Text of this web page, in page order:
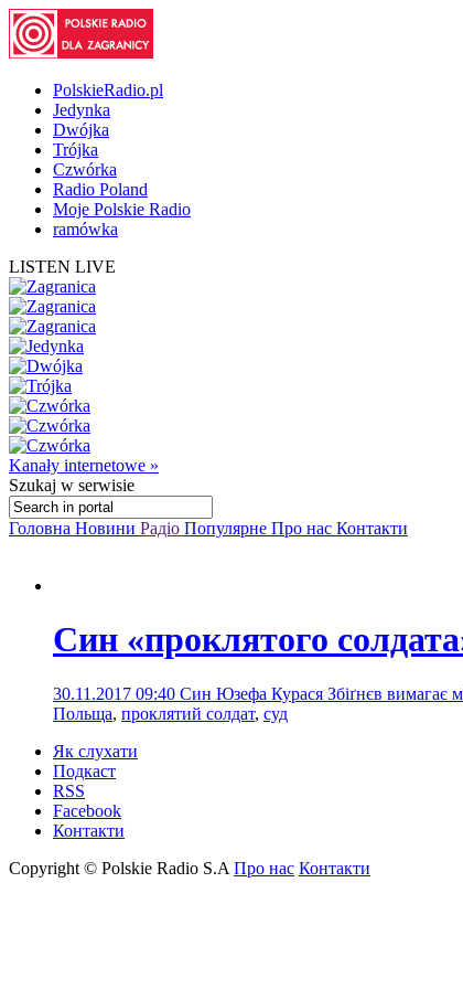
PolskieRadio.pl
Jedynka
Dwójka
Trójka
Czwórka
Radio Poland
Moje Polskie Radio
ramówka
LISTEN LIVE
Kanały internetowe »
Szukaj w serwisie
Головна Новини Радіо Популярне Про нас Контакти
Син «проклятого
30.11.2017 09:40 Син Юзефа Курася Збіґнєв вимагає
Польща, проклятий солдат, суд
Як слухати
Подкаст
RSS
Facebook
Контакти
Copyright © Polskie Radio S.A Про нас Контакти